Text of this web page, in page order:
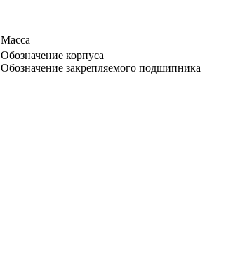
Масса
Обозначение корпуса
Обозначение закрепляемого подшипника